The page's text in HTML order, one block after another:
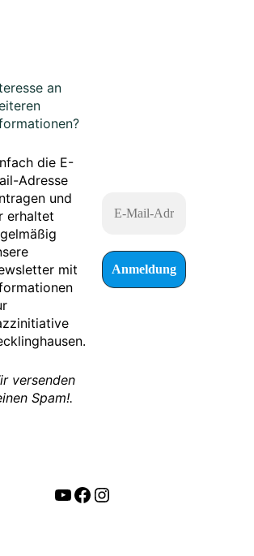
an
die E-
Adresse
und
erhaltet
mit
versenden
Spam!.
https://www.youtube.com/channel/UCYZC2ed2Ynq2uH-Xg8xC7bA
Facebook
Instagram